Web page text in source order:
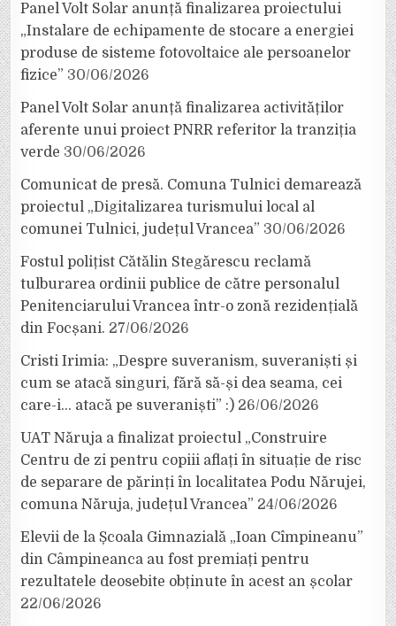
Panel Volt Solar anunță finalizarea proiectului
„Instalare de echipamente de stocare a energiei
produse de sisteme fotovoltaice ale persoanelor
fizice” 30/06/2026
Panel Volt Solar anunță finalizarea activităților
aferente unui proiect PNRR referitor la tranziția
verde 30/06/2026
Comunicat de presă. Comuna Tulnici demarează
proiectul „Digitalizarea turismului local al
comunei Tulnici, județul Vrancea” 30/06/2026
Fostul polițist Cătălin Stegărescu reclamă
tulburarea ordinii publice de către personalul
Penitenciarului Vrancea într-o zonă rezidențială
din Focșani. 27/06/2026
Cristi Irimia: „Despre suveranism, suveraniști și
cum se atacă singuri, fără să-și dea seama, cei
care-i… atacă pe suveraniști” :) 26/06/2026
UAT Năruja a finalizat proiectul „Construire
Centru de zi pentru copiii aflați în situație de risc
de separare de părinți în localitatea Podu Nărujei,
comuna Năruja, județul Vrancea” 24/06/2026
Elevii de la Școala Gimnazială „Ioan Cîmpineanu”
din Câmpineanca au fost premiați pentru
rezultatele deosebite obținute în acest an școlar
22/06/2026